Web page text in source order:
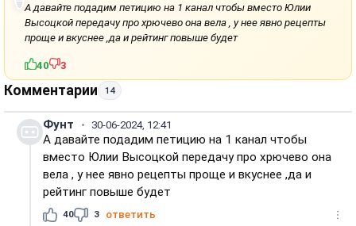
А давайте подадим петицию на 1 канал чтобы вместо Юлии
Высоцкой передачу про хрючево она вела , у нее явно рецепты
проще и вкуснее ,да и рейтинг повыше будет
40 3
Комментарии 14
Фунт 30-06-2024, 12:41
А давайте подадим петицию на 1 канал чтобы
вместо Юлии Высоцкой передачу про хрючево она
вела , у нее явно рецепты проще и вкуснее ,да и
рейтинг повыше будет
40 3 ответить